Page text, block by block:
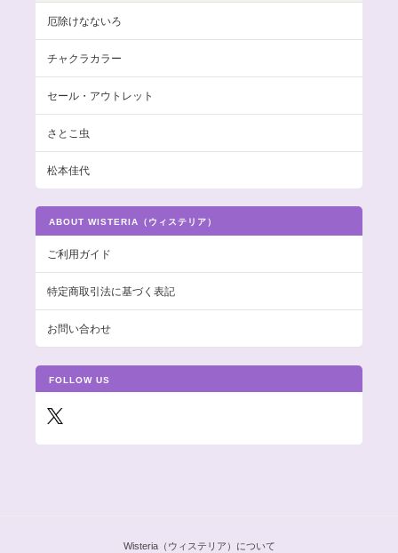
厄除けなないろ
チャクラカラー
セール・アウトレット
さとこ虫
松本佳代
ABOUT WISTERIA（ウィステリア）
ご利用ガイド
特定商取引法に基づく表記
お問い合わせ
FOLLOW US
Wisteria（ウィステリア）について